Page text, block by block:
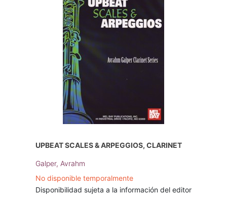
UPBEAT SCALES & ARPEGGIOS, CLARINET
Galper, Avrahm
No disponible temporalmente
Disponibilidad sujeta a la información del editor